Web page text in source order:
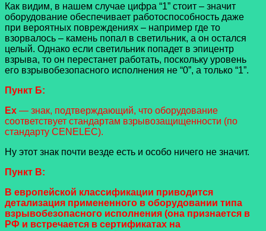
Как видим, в нашем случае цифра “1” стоит – значит
оборудование обеспечивает работоспособность даже
при вероятных повреждениях – например где то
взорвалось – камень попал в светильник, а он остался
целый. Однако если светильник попадет в эпицентр
взрыва, то он перестанет работать, поскольку уровень
его взрывобезопасного исполнения не “0”, а только “1”.
Пункт Б:
Ех — знак, подтверждающий, что оборудование
соответствует стандартам взрывозащищенности (по
стандарту CENELEC).
Ну этот знак почти везде есть и особо ничего не значит.
Пункт В:
В европейской классификации приводится
детализация примененного в оборудовании типа
взрывобезопасного исполнения (она признается в
РФ и встречается в сертификатах на